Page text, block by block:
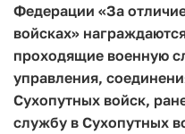
Федерации «За
войсках»
проходящие военную
управления,
Сухопутных войск,
службу в Сухопутных